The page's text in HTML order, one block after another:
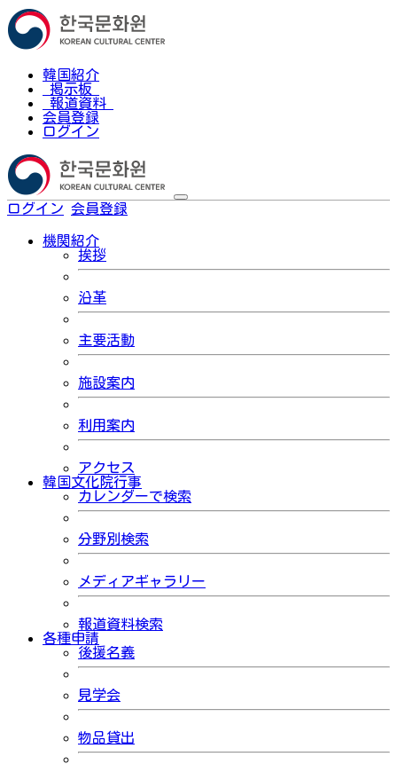
韓国紹介
掲示板
報道資料
会員登録
ログイン
ログイン 会員登録
機関紹介
挨拶
沿革
主要活動
施設案内
利用案内
アクセス
韓国文化院行事
カレンダーで検索
分野別検索
メディアギャラリー
報道資料検索
各種申請
後援名義
見学会
物品貸出